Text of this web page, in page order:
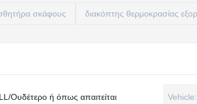
σκάφους διακόπτης θερμοκρασίας
Ουδέτερο ή όπως απαιτείται Vehicle: